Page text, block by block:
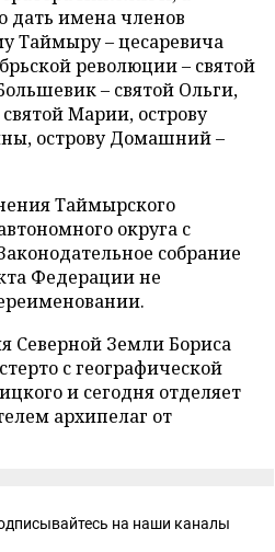
дать имена членов
Таймыру – цесаревича
революции – святой
– cвятой Ольги,
Марии, острову
острову Домашний –
Таймырского
округа с
собрание
Федерации не
Северной Земли Бориса
с географической
и сегодня отделяет
архипелаг от
на наши каналы